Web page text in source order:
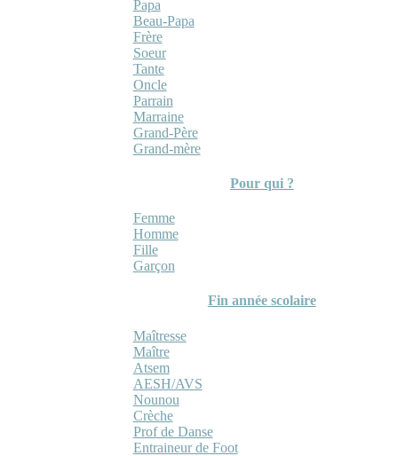
Papa
Beau-Papa
Frère
Soeur
Tante
Oncle
Parrain
Marraine
Grand-Père
Grand-mère
Pour qui ?
Femme
Homme
Fille
Garçon
Fin année scolaire
Maîtresse
Maître
Atsem
AESH/AVS
Nounou
Crèche
Prof de Danse
Entraineur de Foot